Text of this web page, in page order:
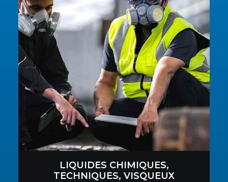
LIQUIDES CHIMIQUES,
TECHNIQUES, VISQUEUX